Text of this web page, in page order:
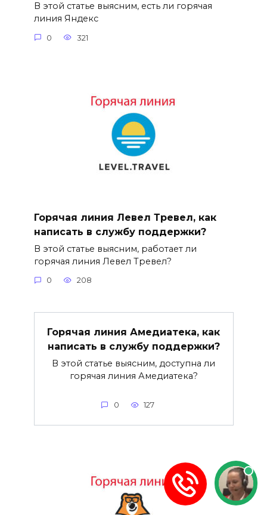
В этой статье выясним, есть ли горячая
линия Яндекс
0 321
Горячая линия Левел Тревел, как
написать в службу поддержки?
В этой статье выясним, работает ли
горячая линия Левел Тревел?
0 208
Горячая линия Амедиатека, как
написать в службу поддержки?
В этой статье выясним, доступна ли
горячая линия Амедиатека?
0 127